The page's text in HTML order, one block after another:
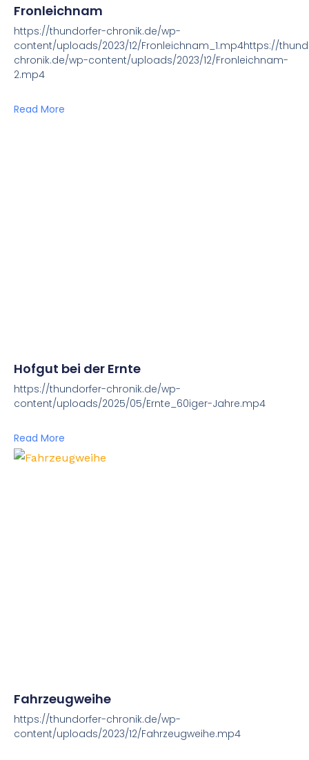
Fronleichnam
https://thundorfer-chronik.de/wp-
content/uploads/2023/12/Fronleichnam_1.mp4https://
chronik.de/wp-content/uploads/2023/12/Fronleichnam-
2.mp4
Read More
Hofgut bei der Ernte
https://thundorfer-chronik.de/wp-
content/uploads/2025/05/Ernte_60iger-Jahre.mp4
Read More
Fahrzeugweihe
https://thundorfer-chronik.de/wp-
content/uploads/2023/12/Fahrzeugweihe.mp4